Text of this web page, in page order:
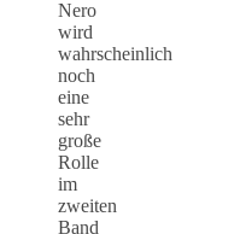
Nero
wird
wahrscheinlich
noch
eine
sehr
große
Rolle
im
zweiten
Band